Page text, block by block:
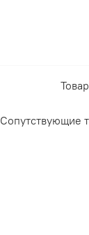
Сопутствующие